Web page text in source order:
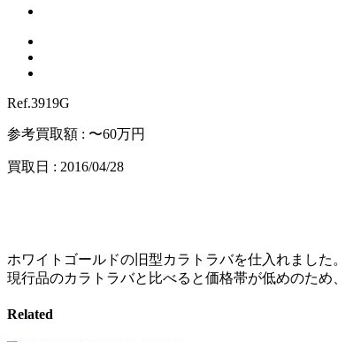
Ref.3919G
参考買取額 : 〜60万円
買取日 : 2016/04/28
ホワイトゴールドの旧型カラトラバを仕入れました
現行品のカラトラバと比べると価格帯が低めのた
Related